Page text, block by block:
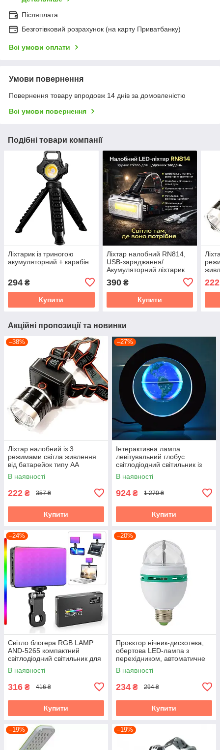
Післяплата
Безготівковий розрахунок (на карту Приватбанку)
Всі умови оплати
Умови повернення
Повернення товару впродовж 14 днів за домовленістю
Всі умови повернення
Подібні товари компанії
Ліхтарик із триногою
акумуляторний + карабін
294 ₴
Купити
Ліхтар налобний RN814,
USB-заряджання/
Акумуляторний ліхтарик
регулювання кута нахилу
390₴
Купити
222
Акційні пропозиції та новинки
–38%
Ліхтар налобний із 3
режимами світла живлення
від батарейок типу АА
пальчикові
В наявності
222 ₴ 357 ₴
Купити
–27%
Інтерактивна лампа
левітувальний глобус
світлодіодний світильник із
магнітною левітацією SFR-
11-2
В наявності
924 ₴ 1 270 ₴
Купити
–24%
Світло блогера RGB LAMP
AND-5265 компактний
світлодіодний світильник для
відеознімання фотознімання
та трансляцій
В наявності
316 ₴ 416 ₴
Купити
–20%
Проєктор нічник-дискотека,
обертова LED-лампа з
перехідником, автоматичне
обертання
В наявності
234 ₴ 294 ₴
Купити
–19% –19%